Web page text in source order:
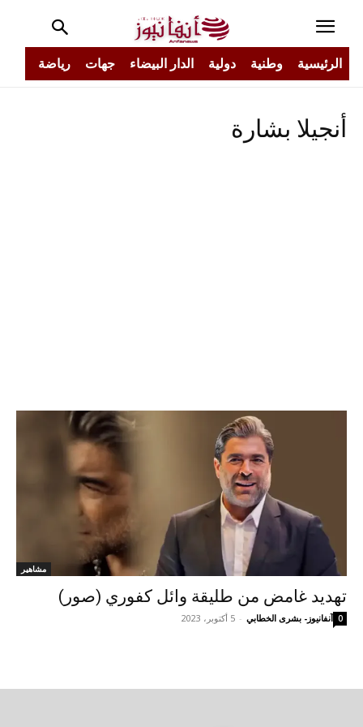
الرئيسية وطنية دولية الدار البيضاء جهات رياضة
أنجيلا بشارة
مشاهير
تهديد غامض من طليقة وائل كفوري (صور)
آنفانيوز- بشرى الخطابي - 5 أكتوبر، 2023 0